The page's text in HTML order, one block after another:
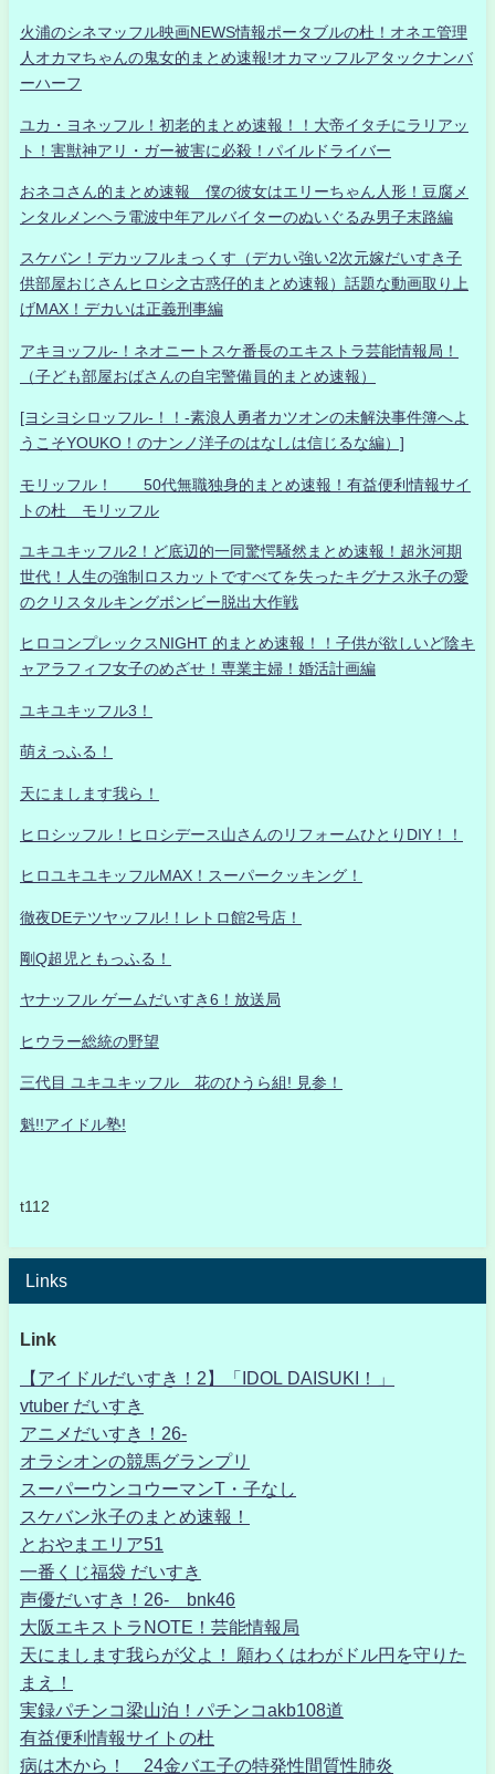
火浦のシネマッフル映画NEWS情報ポータブルの杜！オネエ管理
人オカマちゃんの鬼女的まとめ速報!オカマッフルアタックナンバ
ーハーフ
ユカ・ヨネッフル！初老的まとめ速報！！大帝イタチにラリアッ
ト！害獣神アリ・ガー被害に必殺！パイルドライバー
おネコさん的まとめ速報 僕の彼女はエリーちゃん人形！豆腐メ
ンタルメンヘラ電波中年アルバイターのぬいぐるみ男子末路編
スケバン！デカッフルまっくす（デカい強い2次元嫁だいすき子
供部屋おじさんヒロシ之古惑仔的まとめ速報）話題な動画取り上
げMAX！デカいは正義刑事編
アキヨッフル-！ネオニートスケ番長のエキストラ芸能情報局！
（子ども部屋おばさんの自宅警備員的まとめ速報）
[ヨシヨシロッフル-！！-素浪人勇者カツオンの未解決事件簿へよ
うこそYOUKO！のナンノ洋子のはなしは信じるな編）]
モリッフル！ 50代無職独身的まとめ速報！有益便利情報サイ
トの杜 モリッフル
ユキユキッフル2！ど底辺的一同驚愕騒然まとめ速報！超氷河期
世代！人生の強制ロスカットですべてを失ったキグナス氷子の愛
のクリスタルキングボンビー脱出大作戦
ヒロコンプレックスNIGHT 的まとめ速報！！子供が欲しいど陰キ
ャアラフィフ女子のめざせ！専業主婦！婚活計画編
ユキユキッフル3！
萌えっふる！
天にまします我ら！
ヒロシッフル！ヒロシデース山さんのリフォームひとりDIY！！
ヒロユキユキッフルMAX！スーパークッキング！
徹夜DEテツヤッフル!！レトロ館2号店！
剛Q超児ともっふる！
ヤナッフル ゲームだいすき6！放送局
ヒウラー総統の野望
三代目 ユキユキッフル 花のひうら組! 見参！
魁!!アイドル塾!
t112
Links
Link
【アイドルだいすき！2】「IDOL DAISUKI！」
vtuber だいすき
アニメだいすき！26-
オラシオンの競馬グランプリ
スーパーウンコウーマンT・子なし
スケバン氷子のまとめ速報！
とおやまエリア51
一番くじ福袋 だいすき
声優だいすき！26- bnk46
大阪エキストラNOTE！芸能情報局
天にまします我らが父よ！ 願わくはわがドル円を守りた
まえ！
実録パチンコ梁山泊！パチンコakb108道
有益便利情報サイトの杜
病は木から！ 24金バエ子の特発性間質性肺炎